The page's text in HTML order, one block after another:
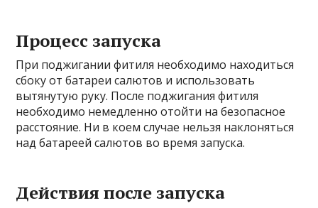
Процесс запуска
При поджигании фитиля необходимо находиться
сбоку от батареи салютов и использовать
вытянутую руку. После поджигания фитиля
необходимо немедленно отойти на безопасное
расстояние. Ни в коем случае нельзя наклоняться
над батареей салютов во время запуска.
Действия после запуска